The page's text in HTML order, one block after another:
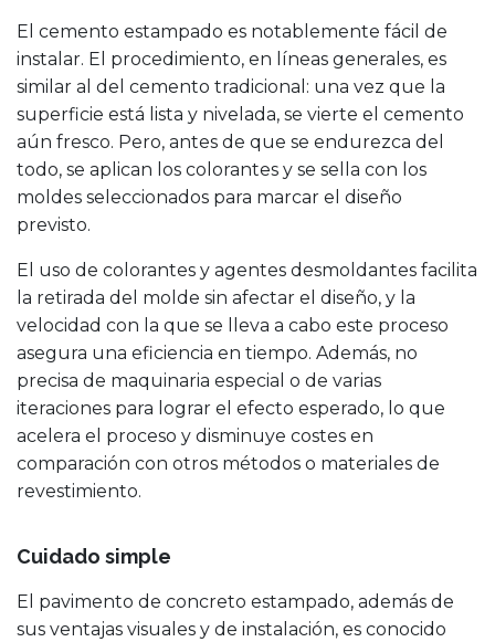
El cemento estampado es notablemente fácil de
instalar. El procedimiento, en líneas generales, es
similar al del cemento tradicional: una vez que la
superficie está lista y nivelada, se vierte el cemento
aún fresco. Pero, antes de que se endurezca del
todo, se aplican los colorantes y se sella con los
moldes seleccionados para marcar el diseño
previsto.
El uso de colorantes y agentes desmoldantes facilita
la retirada del molde sin afectar el diseño, y la
velocidad con la que se lleva a cabo este proceso
asegura una eficiencia en tiempo. Además, no
precisa de maquinaria especial o de varias
iteraciones para lograr el efecto esperado, lo que
acelera el proceso y disminuye costes en
comparación con otros métodos o materiales de
revestimiento.
Cuidado simple
El pavimento de concreto estampado, además de
sus ventajas visuales y de instalación, es conocido